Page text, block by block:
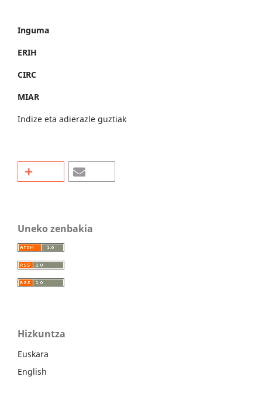
Inguma
ERIH
CIRC
MIAR
Indize eta adierazle guztiak
Uneko zenbakia
Hizkuntza
Euskara
English